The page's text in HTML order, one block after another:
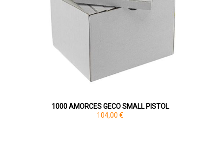
1000 AMORCES GECO SMALL PISTOL
104,00 €